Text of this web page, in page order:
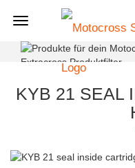
KYB 21 SEAL